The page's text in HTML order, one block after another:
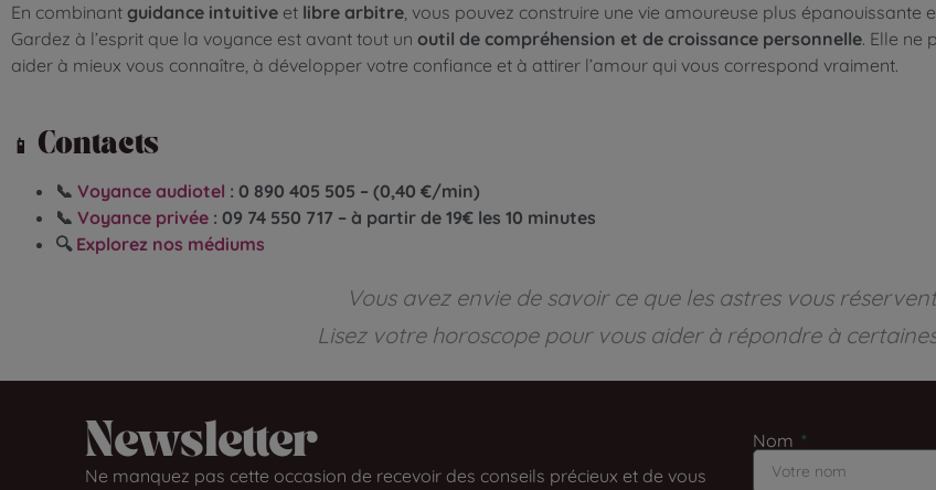
En combinant guidance intuitive et libre arbitre, vous pouvez construire une vie amoureuse plus épanouissante
Gardez à l’esprit que la voyance est avant tout un outil de compréhension et de croissance personnelle. Elle ne
aider à mieux vous connaître, à développer votre confiance et à attirer l’amour qui vous correspond vraiment.
📱 Contacts
📞 Voyance audiotel : 0 890 405 505 – (0,40 €/min)
📞 Voyance privée : 09 74 550 717 – à partir de 19€ les 10 minutes
🔍 Explorez nos médiums
Vous avez envie de savoir ce que les astres vous
Lisez votre horoscope pour vous aider à répondre à
Newsletter​
Ne manquez pas cette occasion de recevoir des conseils précieux et de vous
Nom